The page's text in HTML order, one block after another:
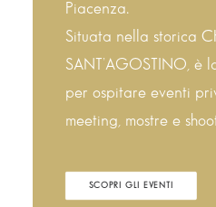
Piacenza.
Situata nella storica
SANT’AGOSTINO, è
per ospitare eventi
meeting, mostre e
SCOPRI GLI EVENTI